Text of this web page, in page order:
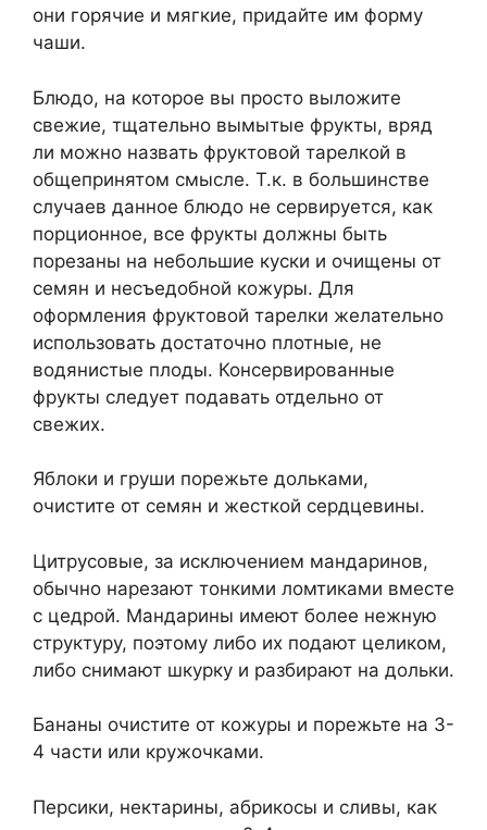
они горячие и мягкие, придайте им форму
чаши.
Блюдо, на которое вы просто выложите
свежие, тщательно вымытые фрукты, вряд
ли можно назвать фруктовой тарелкой в
общепринятом смысле. Т.к. в большинстве
случаев данное блюдо не сервируется, как
порционное, все фрукты должны быть
порезаны на небольшие куски и очищены от
семян и несъедобной кожуры. Для
оформления фруктовой тарелки желательно
использовать достаточно плотные, не
водянистые плоды. Консервированные
фрукты следует подавать отдельно от
свежих.
Яблоки и груши порежьте дольками,
очистите от семян и жесткой сердцевины.
Цитрусовые, за исключением мандаринов,
обычно нарезают тонкими ломтиками вместе
с цедрой. Мандарины имеют более нежную
структуру, поэтому либо их подают целиком,
либо снимают шкурку и разбирают на дольки.
Бананы очистите от кожуры и порежьте на 3-
4 части или кружочками.
Персики, нектарины, абрикосы и сливы, как